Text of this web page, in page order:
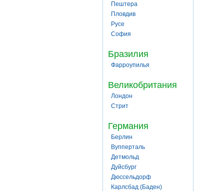
Пештера
Пловдив
Русе
София
Бразилия
Фарроупилья
Великобритания
Лондон
Стрит
Германия
Берлин
Вупперталь
Детмольд
Дуйсбург
Дюссельдорф
Карлсбад (Баден)